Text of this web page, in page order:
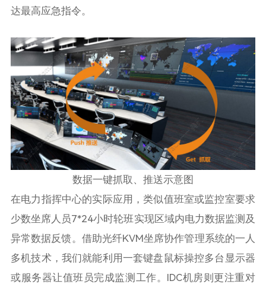
达最高应急指令。
数据一键抓取、推送示意图
在电力指挥中心的实际应用，类似值班室或监控室要求
少数坐席人员7*24小时轮班实现区域内电力数据监测及
异常数据反馈。借助光纤KVM坐席协作管理系统的一人
多机技术，我们就能利用一套键盘鼠标操控多台显示器
或服务器让值班员完成监测工作。IDC机房则更注重对